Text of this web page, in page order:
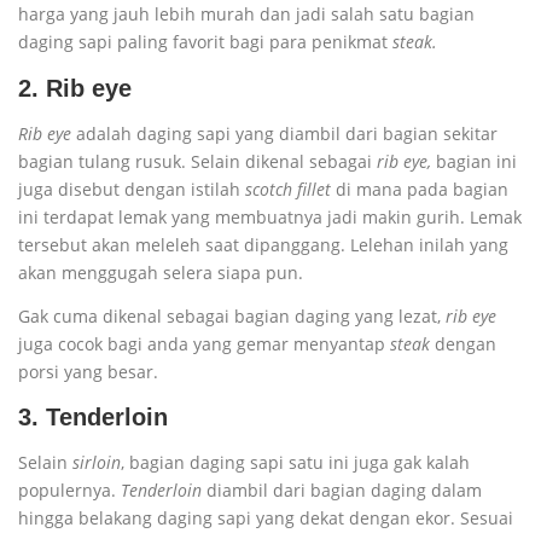
harga yang jauh lebih murah dan jadi salah satu bagian
daging sapi paling favorit bagi para penikmat steak.
2. Rib eye
Rib eye adalah daging sapi yang diambil dari bagian sekitar
bagian tulang rusuk. Selain dikenal sebagai rib eye, bagian ini
juga disebut dengan istilah scotch fillet di mana pada bagian
ini terdapat lemak yang membuatnya jadi makin gurih. Lemak
tersebut akan meleleh saat dipanggang. Lelehan inilah yang
akan menggugah selera siapa pun.
Gak cuma dikenal sebagai bagian daging yang lezat, rib eye
juga cocok bagi anda yang gemar menyantap steak dengan
porsi yang besar.
3. Tenderloin
Selain sirloin, bagian daging sapi satu ini juga gak kalah
populernya. Tenderloin diambil dari bagian daging dalam
hingga belakang daging sapi yang dekat dengan ekor. Sesuai